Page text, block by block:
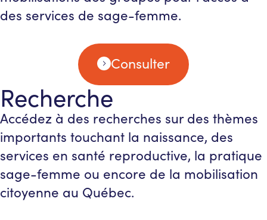
des services de sage-femme.
Consulter
Recherche
Accédez à des recherches sur des thèmes
importants touchant la naissance, des
services en santé reproductive, la pratique
sage-femme ou encore de la mobilisation
citoyenne au Québec.